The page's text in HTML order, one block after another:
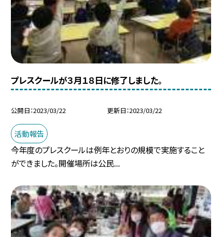
プレスクールが３月１８日に修了しました。
公開日 2023/03/22 更新日 2023/03/22
活動報告
今年度のプレスクールは例年とおりの規模で実施すること
ができました。開催場所は公民...